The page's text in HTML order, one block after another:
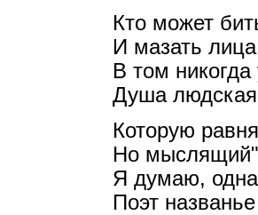
Кто может
И мазать
В том
Душа
Которую
Но
Я думаю,
Поэт